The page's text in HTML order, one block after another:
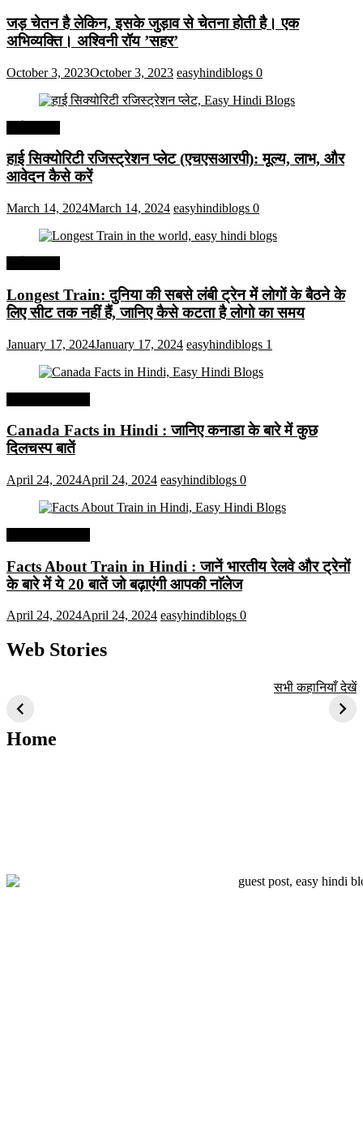
जड़ चेतन है लेकिन, इसके जुड़ाव से चेतना होती है। एक
अभिव्यक्ति। अश्विनी रॉय ’सहर’
October 3, 2023October 3, 2023 easyhindiblogs 0
हाई सिक्योरिटी रजिस्ट्रेशन प्लेट (एचएसआरपी): मूल्य, लाभ, और
आवेदन कैसे करें
March 14, 2024March 14, 2024 easyhindiblogs 0
Longest Train: दुनिया की सबसे लंबी ट्रेन में लोगों के बैठने के
लिए सीट तक ​​नहीं हैं, जानिए कैसे कटता है लोगो का समय
January 17, 2024January 17, 2024 easyhindiblogs 1
Canada Facts in Hindi : जानिए कनाडा के बारे में कुछ
दिलचस्प बातें
April 24, 2024April 24, 2024 easyhindiblogs 0
Facts About Train in Hindi : जानें भारतीय रेलवे और ट्रेनों
के बारे में ये 20 बातें जो बढ़ाएंगी आपकी नाॅलेज
April 24, 2024April 24, 2024 easyhindiblogs 0
Web Stories
तकनीक जो आपको
2024 के लिए सीखनी
चाहिए
ऐतिहासिक स्थान
सभी कहानियाँ देखें
Home